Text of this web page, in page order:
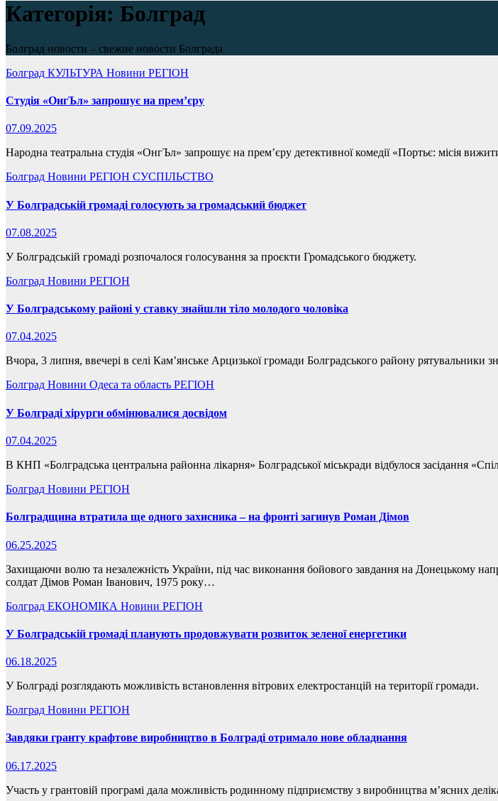
Категорія: Болград
Болград новости – свежие новости Болграда
Болград КУЛЬТУРА Новини РЕГІОН
Студія «ОнгЪл» запрошує на прем’єру
07.09.2025
Народна театральна студія «ОнгЪл» запрошує на прем’єру детективної комедії «Портьє: місія
Болград Новини РЕГІОН СУСПІЛЬСТВО
У Болградській громаді голосують за громадський бюджет
07.08.2025
У Болградській громаді розпочалося голосування за проєкти Громадського бюджету.
Болград Новини РЕГІОН
У Болградському районі у ставку знайшли тіло молодого чоловіка
07.04.2025
Вчора, 3 липня, ввечері в селі Кам’янське Арцизької громади Болградського району рятувальники
Болград Новини Одеса та область РЕГІОН
У Болграді хірурги обмінювалися досвідом
07.04.2025
В КНП «Болградська центральна районна лікарня» Болградської міськради відбулося засідання
Болград Новини РЕГІОН
Болградщина втратила ще одного захисника – на фронті загинув Роман Дімов
06.25.2025
Захищаючи волю та незалежність України, під час виконання бойового завдання на Донецькому
солдат Дімов Роман Іванович, 1975 року…
Болград ЕКОНОМІКА Новини РЕГІОН
У Болградській громаді планують продовжувати розвиток зеленої енергетики
06.18.2025
У Болграді розглядають можливість встановлення вітрових електростанцій на території громади.
Болград Новини РЕГІОН
Завдяки гранту крафтове виробництво в Болграді отримало нове обладнання
06.17.2025
Участь у грантовій програмі дала можливість родинному підприємству з виробництва м’ясних